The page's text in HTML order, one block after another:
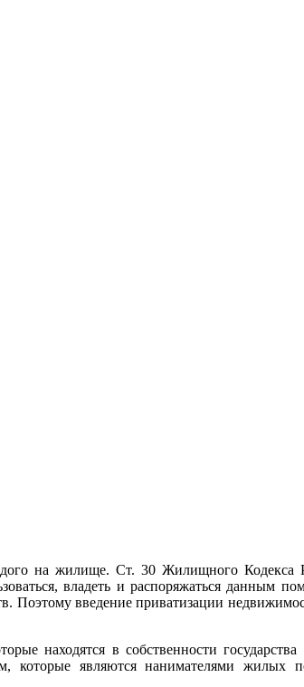
на жилище. Ст. 30 Жилищного Кодекса
владеть и распоряжаться данным
Поэтому введение приватизации
находятся в собственности
которые являются нанимателями жилых